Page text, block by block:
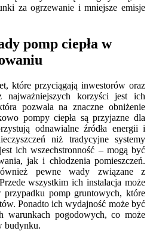
za ogrzewanie i mniejsze emisje
pomp ciepła w
które przyciągają inwestorów oraz
najważniejszych korzyści jest ich
pozwala na znaczne obniżenie
pompy ciepła są przyjazne dla
odnawialne źródła energii i
niż tradycyjne systemy
ich wszechstronność – mogą być
jak i chłodzenia pomieszczeń.
pewne wady związane z
wszystkim ich instalacja może
przypadku pomp gruntowych, które
Ponadto ich wydajność może być
warunkach pogodowych, co może
budynku.